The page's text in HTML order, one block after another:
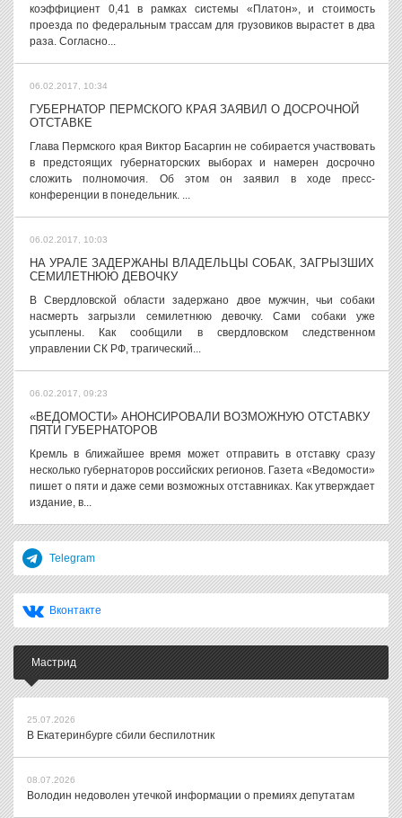
коэффициент 0,41 в рамках системы «Платон», и стоимость
проезда по федеральным трассам для грузовиков вырастет в два
раза. Согласно...
06.02.2017, 10:34
ГУБЕРНАТОР ПЕРМСКОГО КРАЯ ЗАЯВИЛ О ДОСРОЧНОЙ
ОТСТАВКЕ
Глава Пермского края Виктор Басаргин не собирается участвовать
в предстоящих губернаторских выборах и намерен досрочно
сложить полномочия. Об этом он заявил в ходе пресс-
конференции в понедельник. ...
06.02.2017, 10:03
НА УРАЛЕ ЗАДЕРЖАНЫ ВЛАДЕЛЬЦЫ СОБАК, ЗАГРЫЗШИХ
СЕМИЛЕТНЮЮ ДЕВОЧКУ
В Свердловской области задержано двое мужчин, чьи собаки
насмерть загрызли семилетнюю девочку. Сами собаки уже
усыплены. Как сообщили в свердловском следственном
управлении СК РФ, трагический...
06.02.2017, 09:23
«ВЕДОМОСТИ» АНОНСИРОВАЛИ ВОЗМОЖНУЮ ОТСТАВКУ
ПЯТИ ГУБЕРНАТОРОВ
Кремль в ближайшее время может отправить в отставку сразу
несколько губернаторов российских регионов. Газета «Ведомости»
пишет о пяти и даже семи возможных отставниках. Как утверждает
издание, в...
Telegram
Вконтакте
Мастрид
25.07.2026
В Екатеринбурге сбили беспилотник
08.07.2026
Володин недоволен утечкой информации о премиях депутатам